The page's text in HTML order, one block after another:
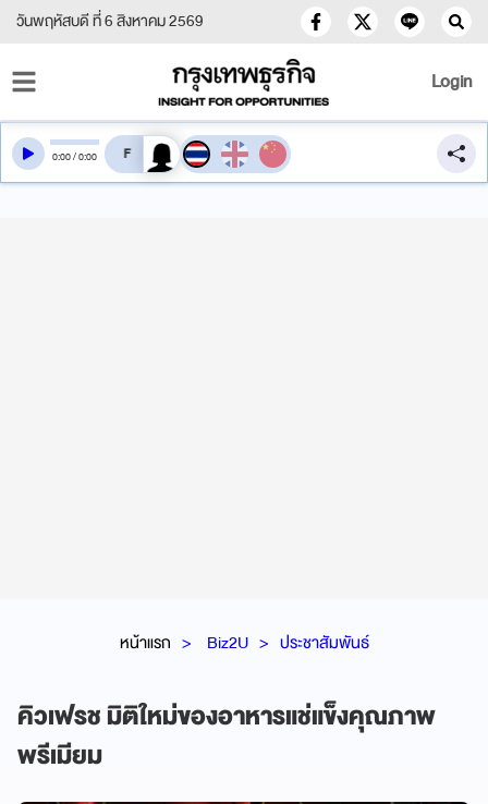
วันพฤหัสบดี ที่ 6 สิงหาคม 2569
Login
หน้าแรก Biz2U ประชาสัมพันธ์
คิวเฟรช มิติใหม่ของอาหารแช่แข็งคุณภาพ
พรีเมียม
0:00/0:00 สลับเสียงอ่าน